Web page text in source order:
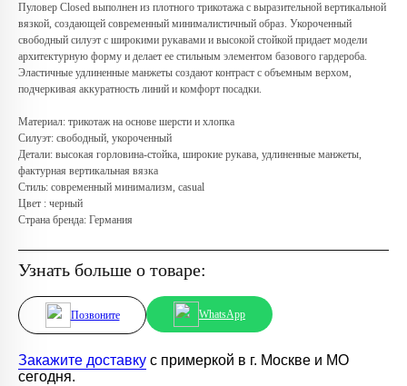
Пуловер Closed выполнен из плотного трикотажа с выразительной вертикальной
вязкой, создающей современный минималистичный образ. Укороченный
свободный силуэт с широкими рукавами и высокой стойкой придает модели
архитектурную форму и делает ее стильным элементом базового гардероба.
Эластичные удлиненные манжеты создают контраст с объемным верхом,
подчеркивая аккуратность линий и комфорт посадки.
Материал: трикотаж на основе шерсти и хлопка
Силуэт: свободный, укороченный
Детали: высокая горловина-стойка, широкие рукава, удлиненные манжеты,
фактурная вертикальная вязка
Стиль: современный минимализм, casual
Цвет : черный
Страна бренда: Германия
Узнать больше о товаре:
Позвоните WhatsApp
Закажите доставку с примеркой в г. Москве и МО
сегодня.
Любую вещь можно
примерить в нашем бутике
в ТРЦ «Афимолл»
д.2, ТРЦ «Афимолл», 1 этаж
Телефон:
+7 (966) 019-41-76